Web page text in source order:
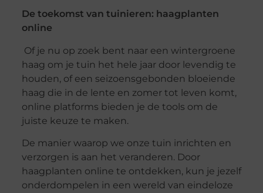
De toekomst van tuinieren: haagplanten
online
Of je nu op zoek bent naar een wintergroene
haag om je tuin het hele jaar door levendig te
houden, of een seizoensgebonden bloeiende
haag die in de lente en zomer tot leven komt,
online platforms bieden je de tools om de
juiste keuze te maken.
De manier waarop we onze tuin inrichten en
verzorgen is aan het veranderen. Door
haagplanten online te ontdekken, kun je jezelf
onderdompelen in een wereld van eindeloze